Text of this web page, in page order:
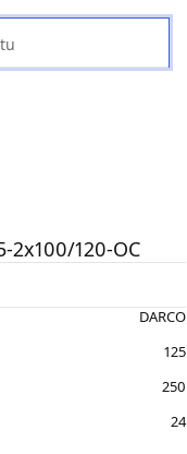
2x100/120-OC
DARCO
125
250
24